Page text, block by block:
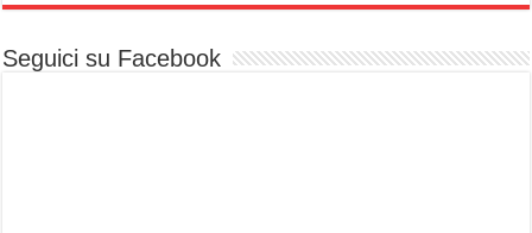
Seguici su Facebook